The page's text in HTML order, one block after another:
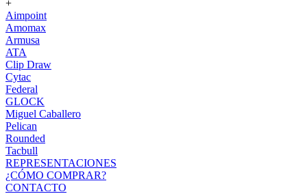
+
Aimpoint
Amomax
Armusa
ATA
Clip Draw
Cytac
Federal
GLOCK
Miguel Caballero
Pelican
Rounded
Tacbull
REPRESENTACIONES
¿CÓMO COMPRAR?
CONTACTO